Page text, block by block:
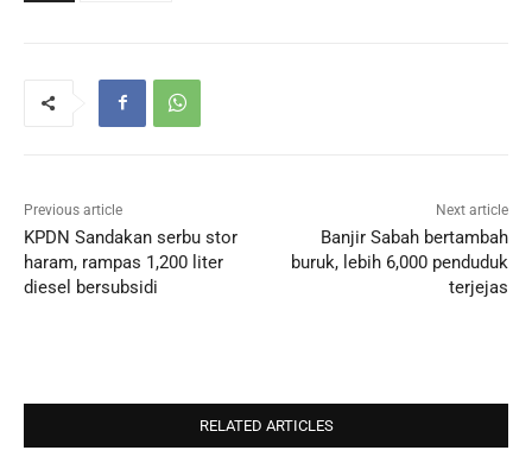
Previous article
KPDN Sandakan serbu stor
haram, rampas 1,200 liter
diesel bersubsidi
Next article
Banjir Sabah bertambah
buruk, lebih 6,000 penduduk
terjejas
RELATED ARTICLES